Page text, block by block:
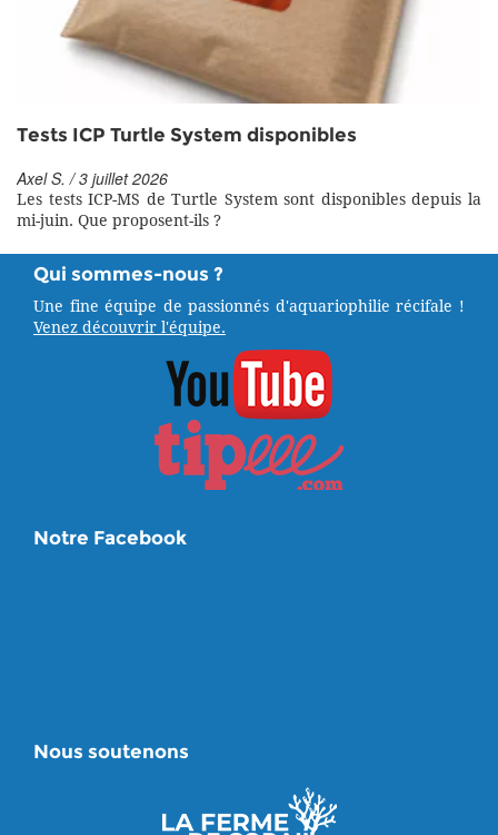
Tests ICP Turtle System disponibles
Axel S. / 3 juillet 2026
Les tests ICP-MS de Turtle System sont disponibles depuis la
mi-juin. Que proposent-ils ?
Qui sommes-nous ?
Une fine équipe de passionnés d'aquariophilie récifale !
Venez découvrir l'équipe.
Notre Facebook
Nous soutenons